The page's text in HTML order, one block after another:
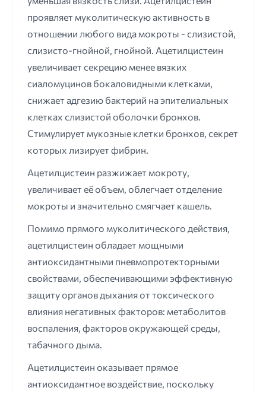
проявляет муколитическую активность в
отношении любого вида мокроты - слизистой,
слизисто-гнойной, гнойной. Ацетилцистеин
увеличивает секрецию менее вязких
сиаломуцинов бокаловидными клетками,
снижает адгезию бактерий на эпителиальных
клетках слизистой оболочки бронхов.
Стимулирует мукозные клетки бронхов, секрет
которых лизирует фибрин.
Ацетилцистеин разжижает мокроту,
увеличивает её объем, облегчает отделение
мокроты и значительно смягчает кашель.
Помимо прямого муколитического действия,
ацетилцистеин обладает мощными
антиоксидантными пневмопротекторными
свойствами, обеспечивающими эффективную
защиту органов дыхания от токсического
влияния негативных факторов: метаболитов
воспаления, факторов окружающей среды,
табачного дыма.
Ацетилцистеин оказывает прямое
антиоксидантное воздействие, поскольку